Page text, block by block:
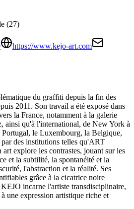
(27)
https://www.kejo-art.com
du graffiti depuis la fin des
2011. Son travail a été exposé dans
la France, notamment à la galerie
ainsi qu'à l'international, de New York à
Portugal, le Luxembourg, la Belgique,
des institutions telles qu'ART
explore les contrastes, jouant sur les
et la subtilité, la spontanéité et la
l'abstraction et la réalité. Ses
grâce à la cicatrice noire
incarne l'artiste transdisciplinaire,
une expression artistique riche et